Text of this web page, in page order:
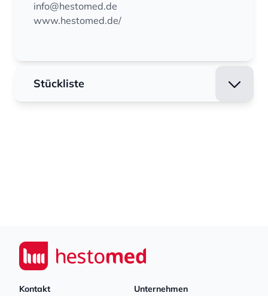
info@hestomed.de
www.hestomed.de/
Stückliste
Seiwert GmbH
Kontakt
Unternehmen